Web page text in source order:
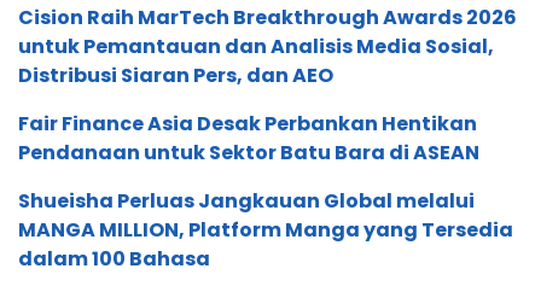
Cision Raih MarTech Breakthrough Awards 2026
untuk Pemantauan dan Analisis Media Sosial,
Distribusi Siaran Pers, dan AEO
Fair Finance Asia Desak Perbankan Hentikan
Pendanaan untuk Sektor Batu Bara di ASEAN
Shueisha Perluas Jangkauan Global melalui
MANGA MILLION, Platform Manga yang Tersedia
dalam 100 Bahasa